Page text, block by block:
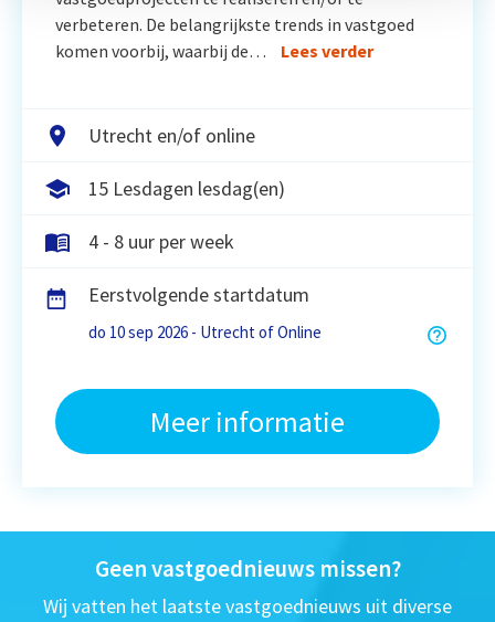
verbeteren. De belangrijkste trends in vastgoed
komen voorbij, waarbij de…
Lees verder
Utrecht en/of online
15 Lesdagen lesdag(en)
4 - 8 uur per week
Eerstvolgende startdatum
do 10 sep 2026 - Utrecht of Online
Meer informatie
Geen vastgoednieuws missen?
Wij vatten het laatste vastgoednieuws uit diverse